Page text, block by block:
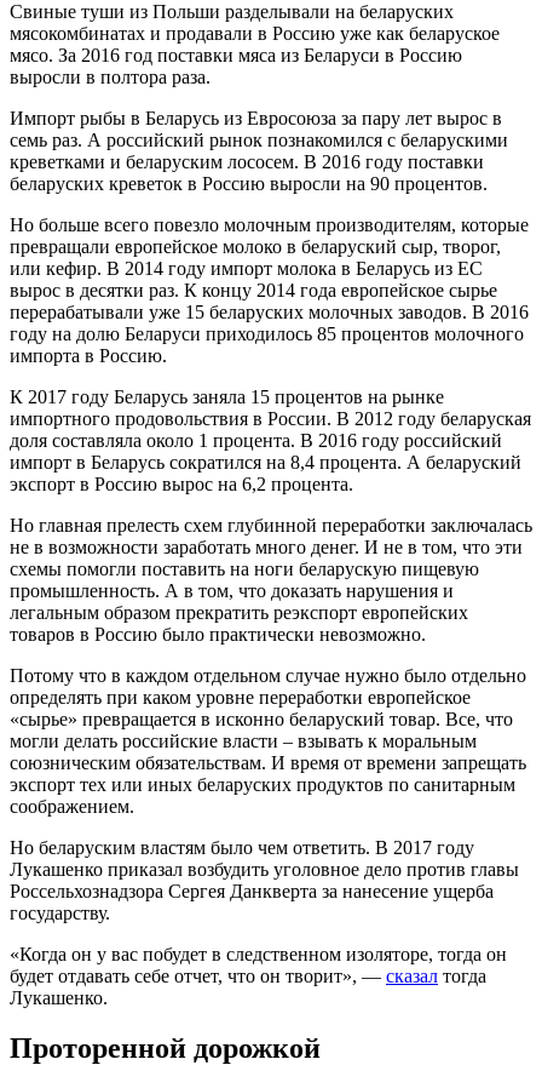
Свиные туши из Польши разделывали на беларуских
мясокомбинатах и продавали в Россию уже как беларуское
мясо. За 2016 год поставки мяса из Беларуси в Россию
выросли в полтора раза.
Импорт рыбы в Беларусь из Евросоюза за пару лет вырос в
семь раз. А российский рынок познакомился с беларускими
креветками и беларуским лососем. В 2016 году поставки
беларуских креветок в Россию выросли на 90 процентов.
Но больше всего повезло молочным производителям, которые
превращали европейское молоко в беларуский сыр, творог,
или кефир. В 2014 году импорт молока в Беларусь из ЕС
вырос в десятки раз. К концу 2014 года европейское сырье
перерабатывали уже 15 беларуских молочных заводов. В 2016
году на долю Беларуси приходилось 85 процентов молочного
импорта в Россию.
К 2017 году Беларусь заняла 15 процентов на рынке
импортного продовольствия в России. В 2012 году беларуская
доля составляла около 1 процента. В 2016 году российский
импорт в Беларусь сократился на 8,4 процента. А беларуский
экспорт в Россию вырос на 6,2 процента.
Но главная прелесть схем глубинной переработки заключалась
не в возможности заработать много денег. И не в том, что эти
схемы помогли поставить на ноги беларускую пищевую
промышленность. А в том, что доказать нарушения и
легальным образом прекратить реэкспорт европейских
товаров в Россию было практически невозможно.
Потому что в каждом отдельном случае нужно было отдельно
определять при каком уровне переработки европейское
«сырье» превращается в исконно беларуский товар. Все, что
могли делать российские власти – взывать к моральным
союзническим обязательствам. И время от времени запрещать
экспорт тех или иных беларуских продуктов по санитарным
соображением.
Но беларуским властям было чем ответить. В 2017 году
Лукашенко приказал возбудить уголовное дело против главы
Россельхознадзора Сергея Данкверта за нанесение ущерба
государству.
«Когда он у вас побудет в следственном изоляторе, тогда он
будет отдавать себе отчет, что он творит», — сказал тогда
Лукашенко.
Проторенной дорожкой